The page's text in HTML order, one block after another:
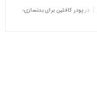
در پودر کافئین برای بدنسازی؛